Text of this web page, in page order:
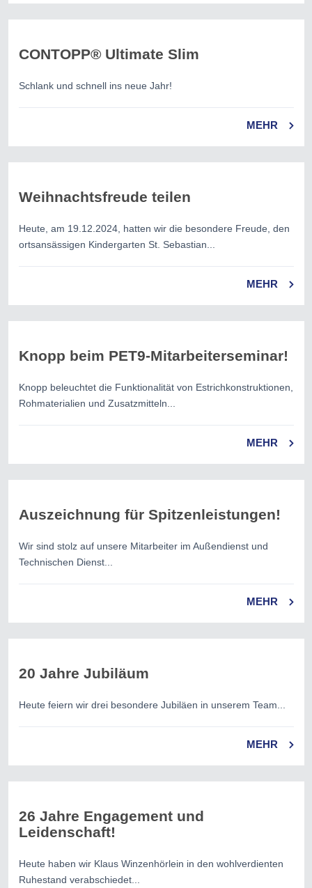
CONTOPP® Ultimate Slim
Schlank und schnell ins neue Jahr!
MEHR
Weihnachtsfreude teilen
Heute, am 19.12.2024, hatten wir die besondere Freude, den
ortsansässigen Kindergarten St. Sebastian...
MEHR
Knopp beim PET9-Mitarbeiterseminar!
Knopp beleuchtet die Funktionalität von Estrichkonstruktionen,
Rohmaterialien und Zusatzmitteln...
MEHR
Auszeichnung für Spitzenleistungen!
Wir sind stolz auf unsere Mitarbeiter im Außendienst und
Technischen Dienst...
MEHR
20 Jahre Jubiläum
Heute feiern wir drei besondere Jubiläen in unserem Team...
MEHR
26 Jahre Engagement und
Leidenschaft!
Heute haben wir Klaus Winzenhörlein in den wohlverdienten
Ruhestand verabschiedet...